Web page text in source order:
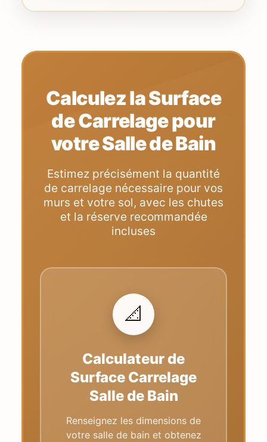
Calculez la Surface
de Carrelage pour
votre Salle de Bain
Estimez précisément la quantité
de carrelage nécessaire pour vos
murs et votre sol, avec les chutes
et la réserve recommandée
incluses
📐
Calculateur de
Surface Carrelage
Salle de Bain
Renseignez les dimensions de
votre salle de bain et obtenez